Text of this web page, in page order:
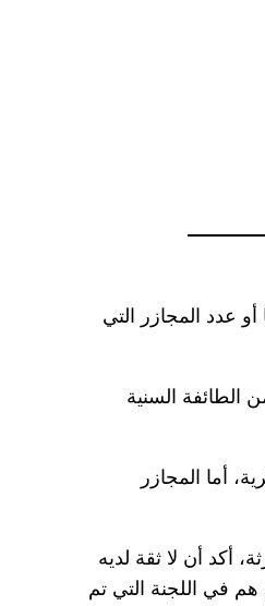
عدد المجازر التي
1400 قتيل مدني موثقين من أبناء الطائفة العلوية، بالإضافة إلى شخصين مسيحيين ونحو 20 شاباً من الطائفة السنية
أما المجازر
أكد أن لا ثقة لديه
في اللجنة التي تم